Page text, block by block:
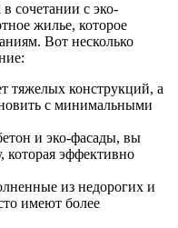
сочетании с эко-
жилье, которое
Вот несколько
тяжелых конструкций, а
с минимальными
и эко-фасады, вы
которая эффективно
из недорогих и
имеют более